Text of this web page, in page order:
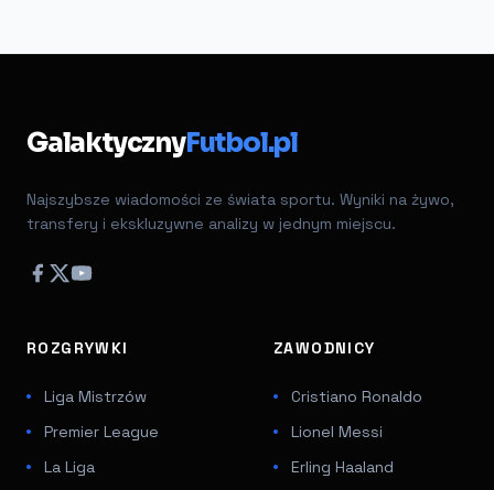
GalaktycznyFutbol.pl
Najszybsze wiadomości ze świata sportu. Wyniki na żywo,
transfery i ekskluzywne analizy w jednym miejscu.
ROZGRYWKI
Liga Mistrzów
Premier League
La Liga
ZAWODNICY
Cristiano Ronaldo
Lionel Messi
Erling Haaland